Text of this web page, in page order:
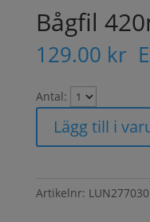
Bågfil
129.00 kr
Antal:
Lägg till i
Artikelnr: